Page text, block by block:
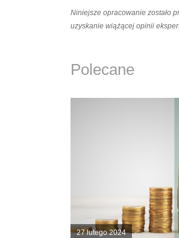
Niniejsze opracowanie zostało
uzyskanie wiążącej opinii
Polecane
27 lutego 2024